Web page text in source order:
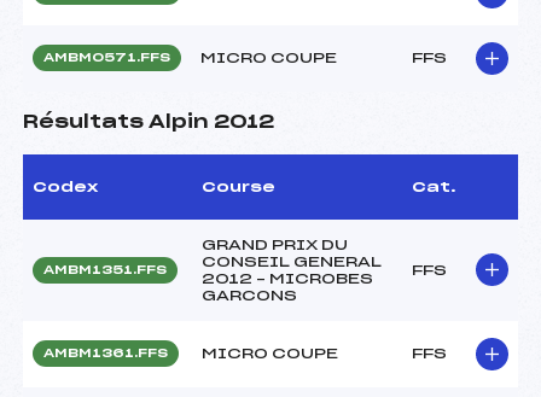
AMBM0571.FFS MICRO COUPE FFS
Résultats Alpin 2012
Codex Course Cat.
AMBM1351.FFS
GRAND PRIX DU
CONSEIL GENERAL
2012 – MICROBES
GARCONS
FFS
AMBM1361.FFS MICRO COUPE FFS